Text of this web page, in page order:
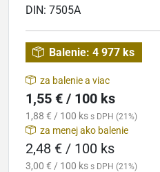
DIN: 7505A
Balenie: 4 977 ks
za balenie a viac
1,55 € / 100 ks
1,88 € / 100 ks s DPH (21%)
za menej ako balenie
2,48 € / 100 ks
3,00 € / 100 ks s DPH (21%)